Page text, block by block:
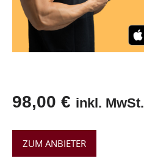
98,00 € inkl. MwSt.
ZUM ANBIETER